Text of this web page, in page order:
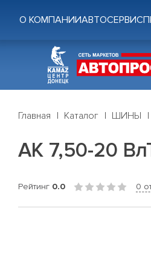
О КОМПАНИИАВТОСЕРВИС
Главная Каталог ШИНЫ
АК 7,50-20
Рейтинг 0.0 0